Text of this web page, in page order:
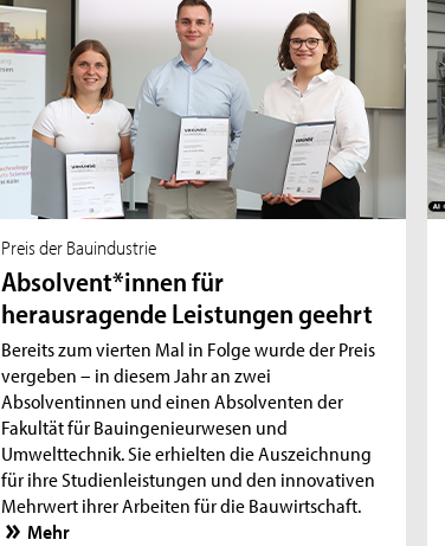
Preis der Bauindustrie
Absolvent*innen für
herausragende Leistungen geehrt
Bereits zum vierten Mal in Folge wurde der Preis
vergeben – in diesem Jahr an zwei
Absolventinnen und einen Absolventen der
Fakultät für Bauingenieurwesen und
Umwelttechnik. Sie erhielten die Auszeichnung
für ihre Studienleistungen und den innovativen
Mehrwert ihrer Arbeiten für die Bauwirtschaft.
Mehr